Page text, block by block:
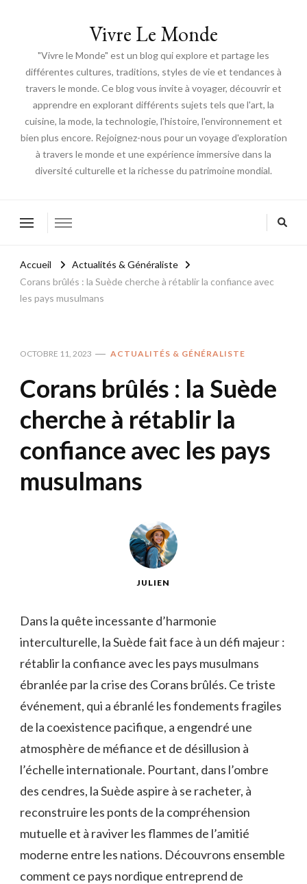
Vivre Le Monde
"Vivre le Monde" est un blog qui explore et partage les
différentes cultures, traditions, styles de vie et tendances à
travers le monde. Ce blog vous invite à voyager, découvrir et
apprendre en explorant différents sujets tels que l'art, la
cuisine, la mode, la technologie, l'histoire, l'environnement et
bien plus encore. Rejoignez-nous pour un voyage d'exploration
à travers le monde et une expérience immersive dans la
diversité culturelle et la richesse du patrimoine mondial.
Accueil
Actualités & Généraliste
Corans brûlés : la Suède cherche à rétablir la confiance avec
les pays musulmans
OCTOBRE 11, 2023 ACTUALITÉS & GÉNÉRALISTE
Corans brûlés : la Suède
cherche à rétablir la
confiance avec les pays
musulmans
JULIEN
Dans⁤ la quête incessante d’harmonie
interculturelle, la Suède fait face à un défi majeur :
rétablir la confiance avec ‌les pays musulmans
ébranlée par la crise des Corans brûlés. Ce triste
événement,⁣ qui a ébranlé les ⁤fondements fragiles
de la coexistence pacifique, a engendré une
‍atmosphère​ de ⁢méfiance et de désillusion à
l’échelle internationale. ⁤Pourtant, dans⁤ l’ombre
‍des cendres, la Suède ⁢aspire ‌à se racheter, ​à⁢
reconstruire les ponts de la⁤ compréhension
mutuelle et ⁤à​ raviver les flammes de ⁢l’amitié
moderne entre les nations. Découvrons ⁣ensemble
comment ce pays nordique entreprend de